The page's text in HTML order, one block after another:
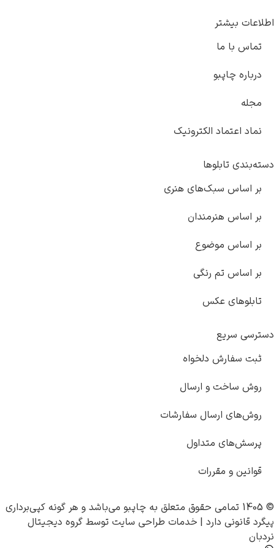
اطلاعات بیشتر
تماس با ما
درباره چاپبو
مجله
نماد اعتماد الکترونیک
دسته‌بندی تابلوها
بر اساس سبک‌های هنری
بر اساس هنرمندان
بر اساس موضوع
بر اساس تم رنگی
تابلوهای عکس
دسترسی سریع
ثبت سفارش دلخواه
روش ساخت و ارسال
روش‌های ارسال سفارشات
پرسش‌های متداول
قوانین و مقررات
© 1405 تمامی حقوق متعلق به چاپبو می‌باشد و هر گونه کپی‌برداری
پیگرد قانونی دارد | خدمات طراحی سایت توسط گروه دیجیتال
نردبان